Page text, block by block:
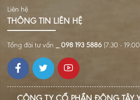
Liên hệ
THÔNG TIN LIÊN HỆ
Tổng đài tư vấn _ 098 193 5886 (7:30 -